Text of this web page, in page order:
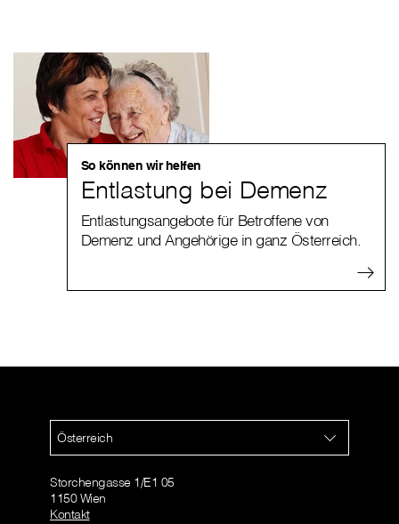
So können wir helfen
Entlastung bei Demenz
Entlastungsangebote für Betroffene von
Demenz und Angehörige in ganz Österreich.
Österreich
Storchengasse 1/E1 05
1150 Wien
Kontakt